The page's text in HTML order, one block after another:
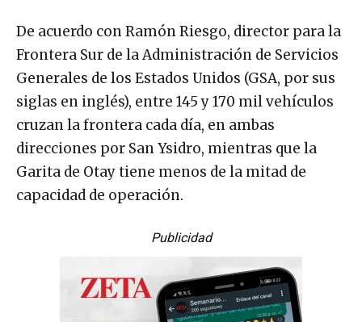
De acuerdo con Ramón Riesgo, director para la
Frontera Sur de la Administración de Servicios
Generales de los Estados Unidos (GSA, por sus
siglas en inglés), entre 145 y 170 mil vehículos
cruzan la frontera cada día, en ambas
direcciones por San Ysidro, mientras que la
Garita de Otay tiene menos de la mitad de
capacidad de operación.
Publicidad